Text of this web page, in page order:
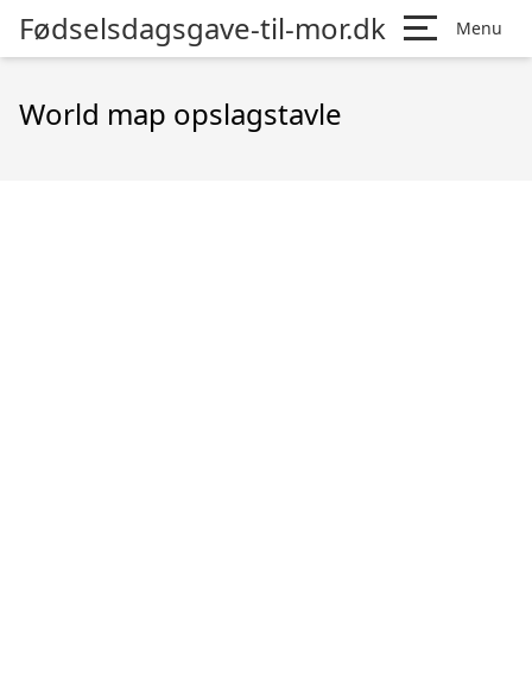
Fødselsdagsgave-til-mor.dk Menu
World map opslagstavle